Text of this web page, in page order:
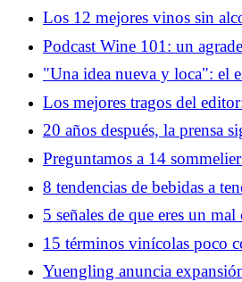
del nuevo año
Los 12 mejores vinos sin
Podcast Wine 101: un
vino hasta 2026
"Una idea nueva y loca": el
Feddie Ocean Distillery
Los mejores tragos del
whiskies de 2025
20 años después, la prensa
para el vino raro del valle de
Preguntamos a 14
bandera verde cuando la ves
(2026)
8 tendencias de bebidas a
5 señales de que eres un
los bartenders
15 términos vinícolas poco
explicados
Yuengling anuncia